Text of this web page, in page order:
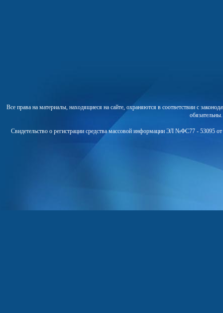
Все права на материалы, находящиеся на сайте, охраняются в соответствии с
Свидетельство о регистрации средства массовой информации ЭЛ №ФС77 - 53095